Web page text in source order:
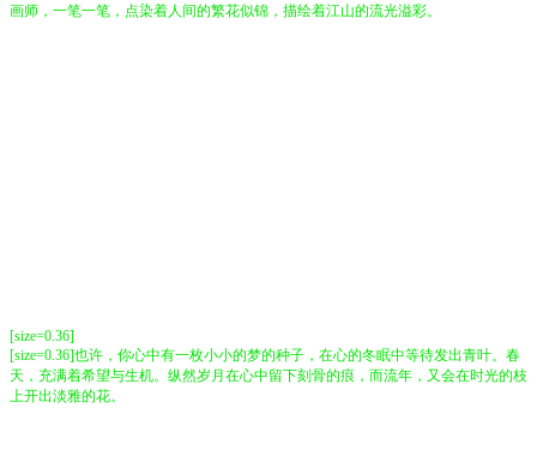
画师，一笔一笔，点染着人间的繁花似锦，描绘着江山的流光溢彩。
[size=0.36]
[size=0.36]也许，你心中有一枚小小的梦的种子，在心的冬眠中等待发出青叶。春
天，充满着希望与生机。纵然岁月在心中留下刻骨的痕，而流年，又会在时光的枝
上开出淡雅的花。